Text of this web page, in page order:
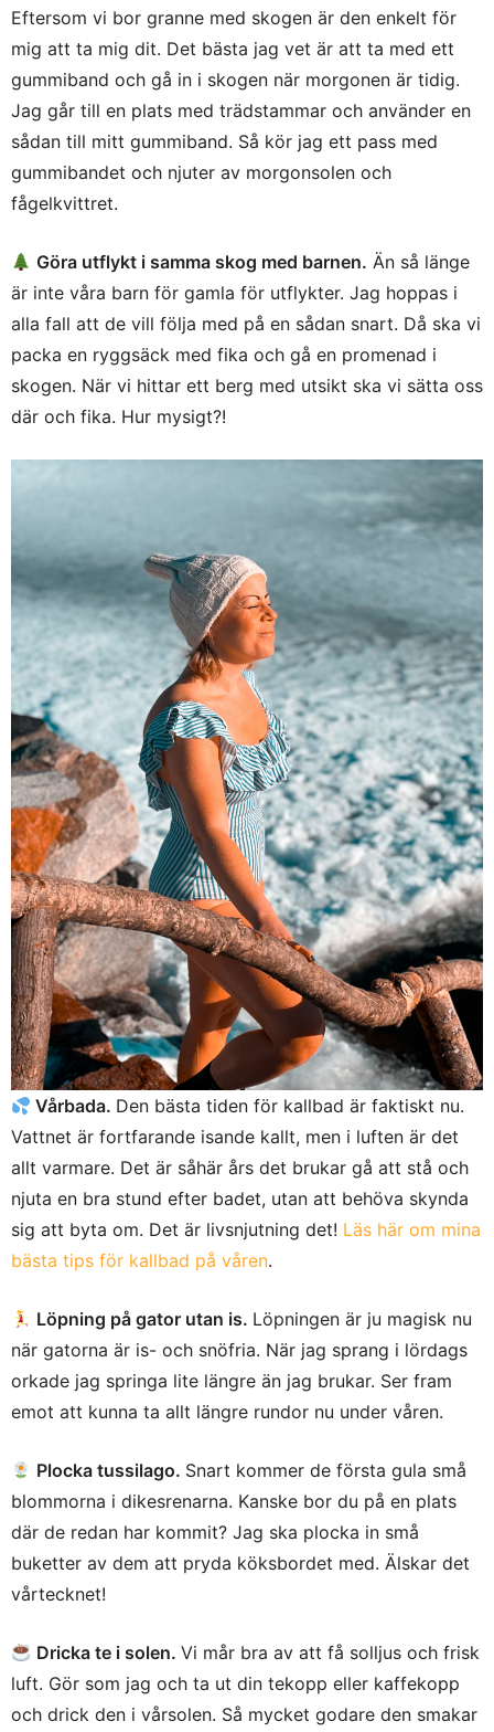
Eftersom vi bor granne med skogen är den enkelt för
mig att ta mig dit. Det bästa jag vet är att ta med ett
gummiband och gå in i skogen när morgonen är tidig.
Jag går till en plats med trädstammar och använder en
sådan till mitt gummiband. Så kör jag ett pass med
gummibandet och njuter av morgonsolen och
fågelkvittret.
Göra utflykt i samma skog med barnen. Än så länge
är inte våra barn för gamla för utflykter. Jag hoppas i
alla fall att de vill följa med på en sådan snart. Då ska vi
packa en ryggsäck med fika och gå en promenad i
skogen. När vi hittar ett berg med utsikt ska vi sätta oss
där och fika. Hur mysigt?!
Vårbada. Den bästa tiden för kallbad är faktiskt nu.
Vattnet är fortfarande isande kallt, men i luften är det
allt varmare. Det är såhär års det brukar gå att stå och
njuta en bra stund efter badet, utan att behöva skynda
sig att byta om. Det är livsnjutning det! Läs här om mina
bästa tips för kallbad på våren.
Löpning på gator utan is. Löpningen är ju magisk nu
när gatorna är is- och snöfria. När jag sprang i lördags
orkade jag springa lite längre än jag brukar. Ser fram
emot att kunna ta allt längre rundor nu under våren.
Plocka tussilago. Snart kommer de första gula små
blommorna i dikesrenarna. Kanske bor du på en plats
där de redan har kommit? Jag ska plocka in små
buketter av dem att pryda köksbordet med. Älskar det
vårtecknet!
Dricka te i solen.Vi mår bra av att få solljus och frisk
luft. Gör som jag och ta ut din tekopp eller kaffekopp
och drick den i vårsolen. Så mycket godare den smakar